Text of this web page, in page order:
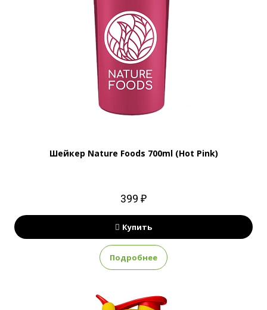
Шейкер Nature Foods 700ml (Hot Pink)
399 ₽
Купить
Подробнее